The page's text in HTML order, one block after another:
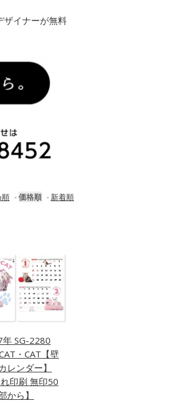
ザイナーが無料
順 -価格順 - 新着順
SG-2280
・CAT【壁
レンダー】
れ印刷 無印50
から】